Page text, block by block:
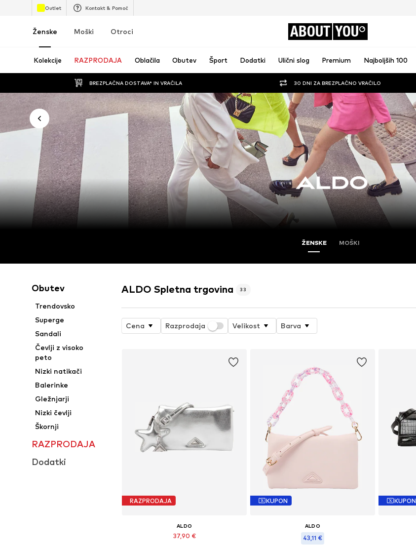
Outlet Kontakt & Pomoč
Ženske Moški Otroci ABOUT YOU
Kolekcije RAZPRODAJA Oblačila Obutev Šport Dodatki Ulični slog Premium Najboljših 100
BREZPLAČNA DOSTAVA* IN VRAČILA 30 DNI ZA BREZPLAČNO VRAČILO
ŽENSKE MOŠKI
Obutev
Trendovsko
Superge
Sandali
Čevlji z visoko
peto
Nizki natikači
Balerinke
Gležnjarji
Nizki čevlji
Škornji
RAZPRODAJA
Dodatki
ALDO Spletna trgovina 33
Cena Razprodaja Velikost Barva
RAZPRODAJA
ALDO
37,90 €
KUPON
ALDO
43,11 €
KUPON